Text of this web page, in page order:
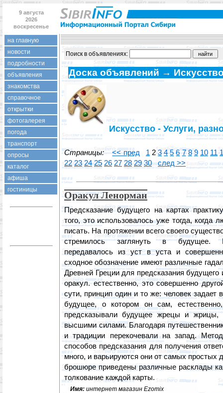
9 августа
2026
воскресенье
на главную
новости
подробности
объявления
знакомства
справочное
открытки
фотогалерея
погода
транспорт
опросы
каталог
афиша
гостиницы
Поиск в объявлениях:
Доска объявлений →
Искусство - Услуги,
Страницы: << пред 1 23 4 5 6 7 8 9 10 11
22 23 24 25 26 27 28 29 30 след >>
Оракул Ленорман
Предсказание будущего на картах
того, это использовалось уже тогда, когда
писать. На протяжении всего своего
стремилось заглянуть в будущее.
передавалось из уст в уста и
сходное обозначение имеют различные
Древней Греции для предсказания
оракул. естественно, это совершенно
сути, принцип один и то же: человек задает
будущее, о котором он сам,
предсказывали будущее жрецы и
высшими силами. Благодаря
и традиции перекочевали на запад.
способов предсказания для получения
много, и варьируются они от самых простых
брошюре приведены различные расклады
толкование каждой карты.
Имя: интернет магазин Ezomix